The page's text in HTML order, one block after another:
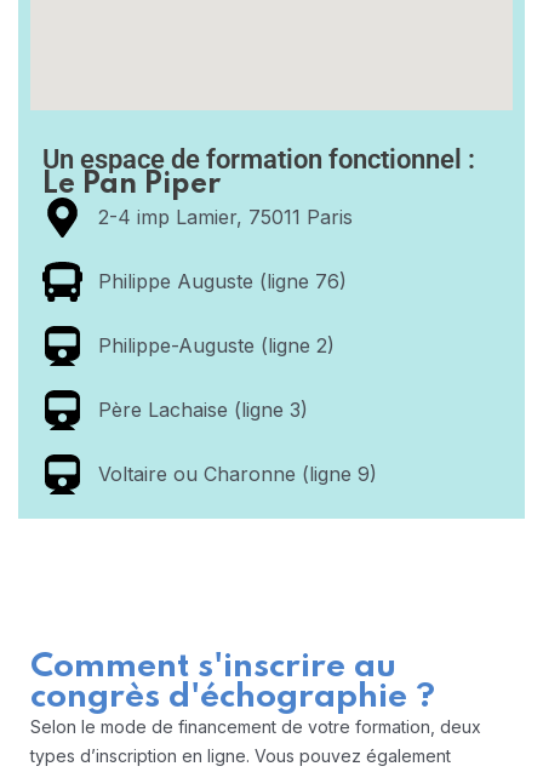
Un espace de formation fonctionnel :
Le Pan Piper
2-4 imp Lamier, 75011 Paris
Philippe Auguste (ligne 76)
Philippe-Auguste (ligne 2)
Père Lachaise (ligne 3)
Voltaire ou Charonne (ligne 9)
Comment s'inscrire au
congrès d'échographie ?
Selon le mode de financement de votre formation, deux
types d’inscription en ligne. Vous pouvez également